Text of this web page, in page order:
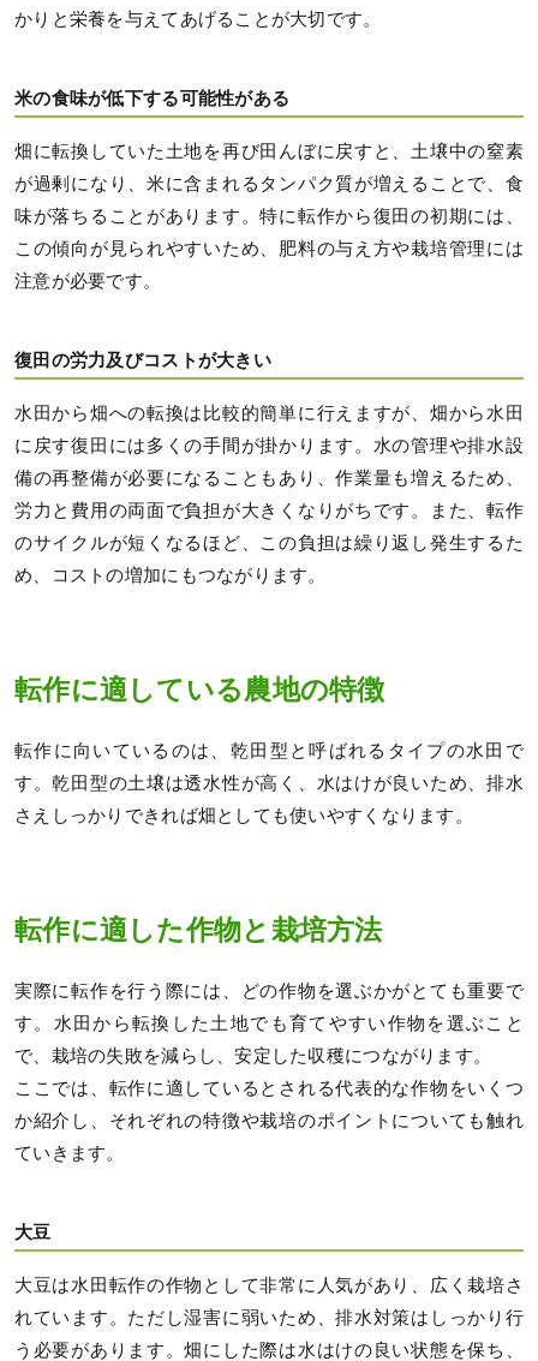
かりと栄養を与えてあげることが大切です。
米の食味が低下する可能性がある
畑に転換していた土地を再び田んぼに戻すと、土壌中の窒素
が過剰になり、米に含まれるタンパク質が増えることで、食
味が落ちることがあります。特に転作から復田の初期には、
この傾向が見られやすいため、肥料の与え方や栽培管理には
注意が必要です。
復田の労力及びコストが大きい
水田から畑への転換は比較的簡単に行えますが、畑から水田
に戻す復田には多くの手間が掛かります。水の管理や排水設
備の再整備が必要になることもあり、作業量も増えるため、
労力と費用の両面で負担が大きくなりがちです。また、転作
のサイクルが短くなるほど、この負担は繰り返し発生するた
め、コストの増加にもつながります。
転作に適している農地の特徴
転作に向いているのは、乾田型と呼ばれるタイプの水田で
す。乾田型の土壌は透水性が高く、水はけが良いため、排水
さえしっかりできれば畑としても使いやすくなります。
転作に適した作物と栽培方法
実際に転作を行う際には、どの作物を選ぶかがとても重要で
す。水田から転換した土地でも育てやすい作物を選ぶこと
で、栽培の失敗を減らし、安定した収穫につながります。
ここでは、転作に適しているとされる代表的な作物をいくつ
か紹介し、それぞれの特徴や栽培のポイントについても触れ
ていきます。
大豆
大豆は水田転作の作物として非常に人気があり、広く栽培さ
れています。ただし湿害に弱いため、排水対策はしっかり行
う必要があります。畑にした際は水はけの良い状態を保ち、